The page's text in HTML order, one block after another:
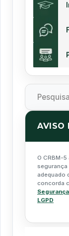
AVISO
O CRBM-
segurança
adequado
concorda
LGPD